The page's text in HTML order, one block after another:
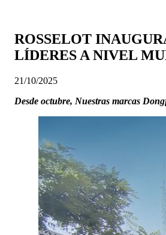
ROSSELOT
LÍDERES A NIVEL
21/10/2025
Desde octubre, Nuestras marcas